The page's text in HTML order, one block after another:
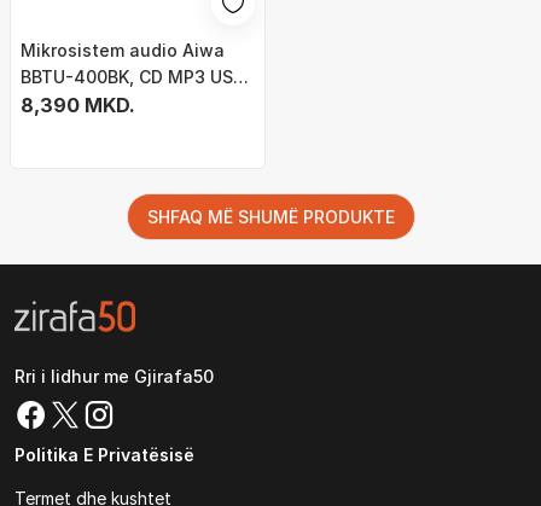
Mikrosistem audio Aiwa
BBTU-400BK, CD MP3 USB,
Bluetooth FM, i zi
8,390 MKD.
SHFAQ MË SHUMË PRODUKTE
Rri i lidhur me Gjirafa50
Politika E Privatësisë
Termet dhe kushtet